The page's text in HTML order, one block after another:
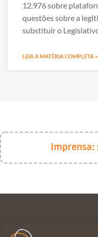
12.976 sobre
questões sobre a
substituir o
LEIA A MATÉRIA COMPLETA »
Imprensa: